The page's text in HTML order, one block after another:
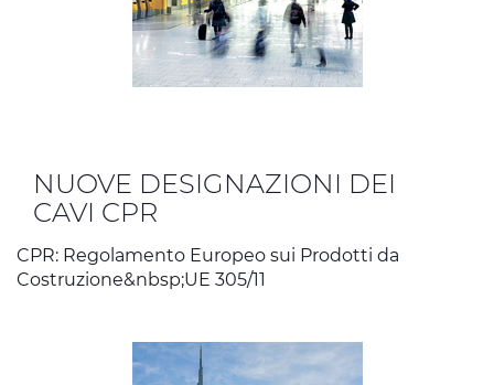
NUOVE DESIGNAZIONI DEI
CAVI CPR
CPR: Regolamento Europeo sui Prodotti da
Costruzione&nbsp;UE 305/11